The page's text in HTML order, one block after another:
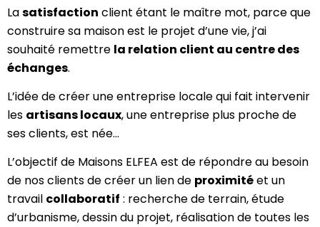
Lasatisfaction client étant le maître mot, parce que
construire sa maison est le projet d’une vie, j’ai
souhaité remettre la relation client au centre des
échanges.
L’idée de créer une entreprise locale qui fait intervenir
les artisans locaux, une entreprise plus proche de
ses clients, est née…
L’objectif de Maisons ELFEA est de répondre au besoin
de nos clients de créer un lien de proximitéet un
travail collaboratif : recherche de terrain, étude
d’urbanisme, dessin du projet, réalisation de toutes les